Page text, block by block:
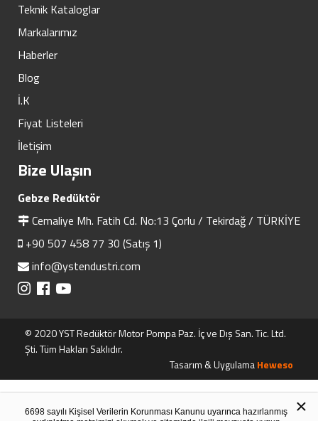
Teknik Kataloglar
Markalarımız
Haberler
Blog
İ.K
Fiyat Listeleri
İletişim
Bize Ulaşın
Gebze Redüktör
Cemaliye Mh. Fatih Cd. No:13 Çorlu / Tekirdağ / TÜRKİYE
+90 507 458 77 30 (Satış 1)
info@ystendustri.com
© 2020 YST Redüktör Motor Pompa Paz. İç ve Dış San. Tic. Ltd.
Şti. Tüm Hakları Saklıdır.
Tasarım & UygulamaHeweso
×
6698 sayılı Kişisel Verilerin Korunması Kanunu uyarınca hazırlanmış